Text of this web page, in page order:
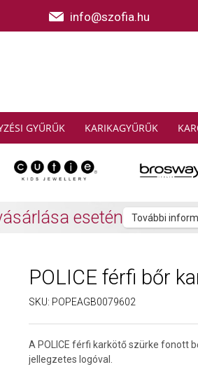
info@szofia.hu
GYŰRŰK KARIKAGYŰRŰK
További információk
POLICE férfi bőr
SKU: POPEAGB0079602
A POLICE férfi karkötő szürke fonott
jellegzetes logóval.